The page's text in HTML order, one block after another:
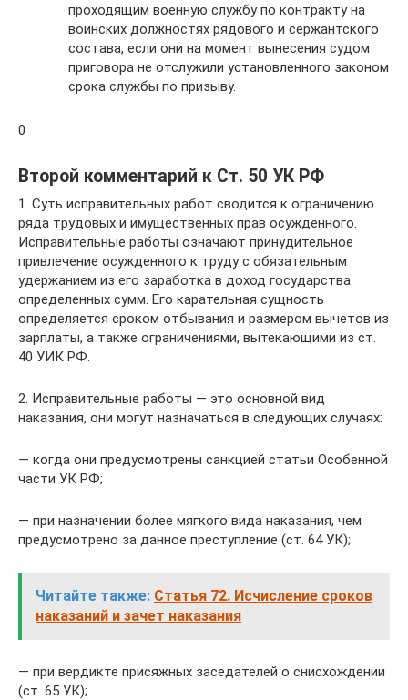
проходящим военную службу по контракту на
воинских должностях рядового и сержантского
состава, если они на момент вынесения судом
приговора не отслужили установленного законом
срока службы по призыву.
0
Второй комментарий к Ст. 50 УК РФ
1. Суть исправительных работ сводится к ограничению
ряда трудовых и имущественных прав осужденного.
Исправительные работы означают принудительное
привлечение осужденного к труду с обязательным
удержанием из его заработка в доход государства
определенных сумм. Его карательная сущность
определяется сроком отбывания и размером вычетов из
зарплаты, а также ограничениями, вытекающими из ст.
40 УИК РФ.
2. Исправительные работы — это основной вид
наказания, они могут назначаться в следующих случаях:
— когда они предусмотрены санкцией статьи Особенной
части УК РФ;
— при назначении более мягкого вида наказания, чем
предусмотрено за данное преступление (ст. 64 УК);
Читайте также: Статья 72. Исчисление сроков
наказаний и зачет наказания
— при вердикте присяжных заседателей о снисхождении
(ст. 65 УК);